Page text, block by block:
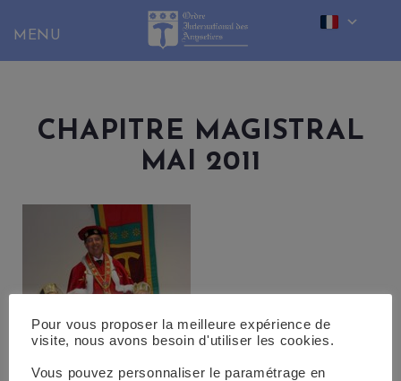
content
CHAPITRE MAGISTRAL
MAI 2011
Pour vous proposer la meilleure expérience de
visite, nous avons besoin d'utiliser les cookies.
Vous pouvez personnaliser le paramétrage en